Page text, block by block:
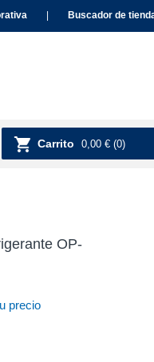
Buscador de
Carrito 0,00 € (0)
OP-
precio